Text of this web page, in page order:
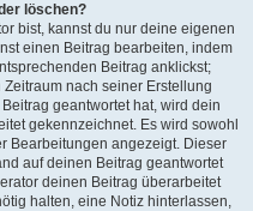
löschen?
bist, kannst du nur deine eigenen
einen Beitrag bearbeiten, indem
Beitrag anklickst;
nach seiner Erstellung
geantwortet hat, wird dein
gekennzeichnet. Es wird sowohl
Bearbeitungen angezeigt. Dieser
auf deinen Beitrag geantwortet
deinen Beitrag überarbeitet
halten, eine Notiz hinterlassen,